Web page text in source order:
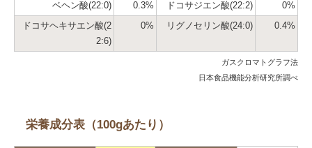
ベヘン酸(22:0) 0.3% ドコサジエン酸(22:2) 0%
ドコサヘキサエン酸(2
2:6)
0% リグノセリン酸(24:0) 0.4%
ガスクロマトグラフ法
日本食品機能分析研究所調べ
栄養成分表（100gあたり）